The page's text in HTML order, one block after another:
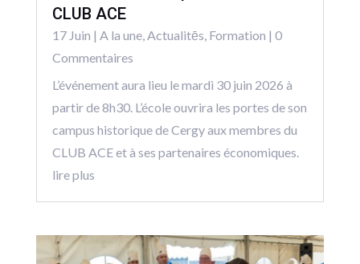
CLUB ACE
17 Juin | A la une,Actualitēs, Formation | 0
Commentaires
L’événement aura lieu le mardi 30 juin 2026 à
partir de 8h30. L’école ouvrira les portes de son
campus historique de Cergy aux membres du
CLUB ACE et à ses partenaires économiques.
lire plus